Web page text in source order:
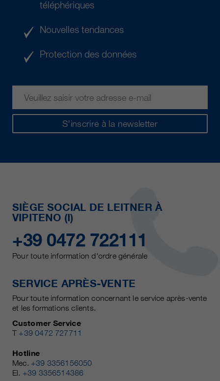
S’inscrire à la newsletter
téléphériques
Nouvelles tendances
Protection des données
SIÈGE SOCIAL DE LEITNER À
VIPITENO (I)
+39 0472 722111
Pour toute information d'ordre générale
SERVICE APRÈS-VENTE
Pour toute information concernant le service après-vente
et les formations clients.
Customer Service
T +39 0472 727711
Hotline
Mec. +39 3356156050
El. +39 3356514386